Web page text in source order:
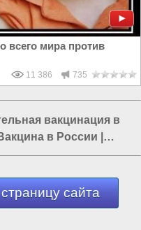
всего мира против
11 386 735
вакцинация в
в России
|Коронавирус в
сайта